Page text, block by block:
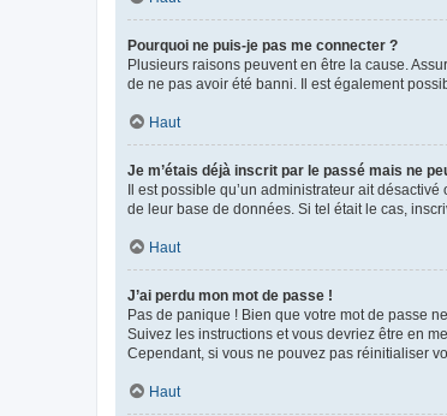
Pourquoi ne puis-je pas me connecter ?
Plusieurs raisons peuvent en être la cause.
de ne pas avoir été banni. Il est également
Haut
Je m’étais déjà inscrit par le passé mais ne
Il est possible qu’un administrateur ait
de leur base de données. Si tel était le cas,
Haut
J’ai perdu mon mot de passe !
Pas de panique ! Bien que votre mot de passe
Suivez les instructions et vous devriez être en
Cependant, si vous ne pouvez pas réinitialiser
Haut